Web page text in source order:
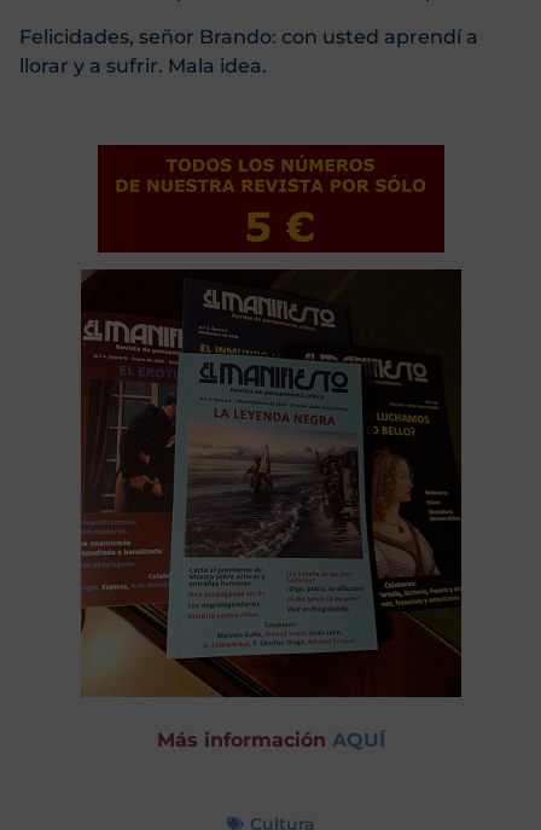
Felicidades, señor Brando: con usted aprendí a
llorar y a sufrir. Mala idea.
Más información AQUÍ
Cultura